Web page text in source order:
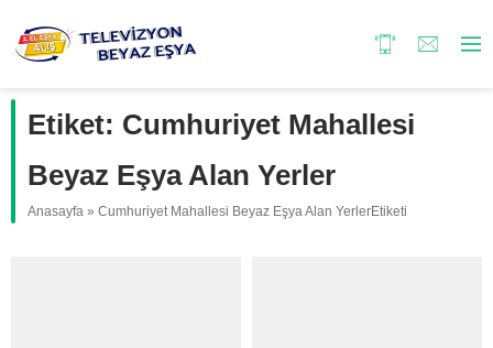
Etiket: Cumhuriyet Mahallesi
Beyaz Eşya Alan Yerler
Anasayfa » Cumhuriyet Mahallesi Beyaz Eşya Alan YerlerEtiketi